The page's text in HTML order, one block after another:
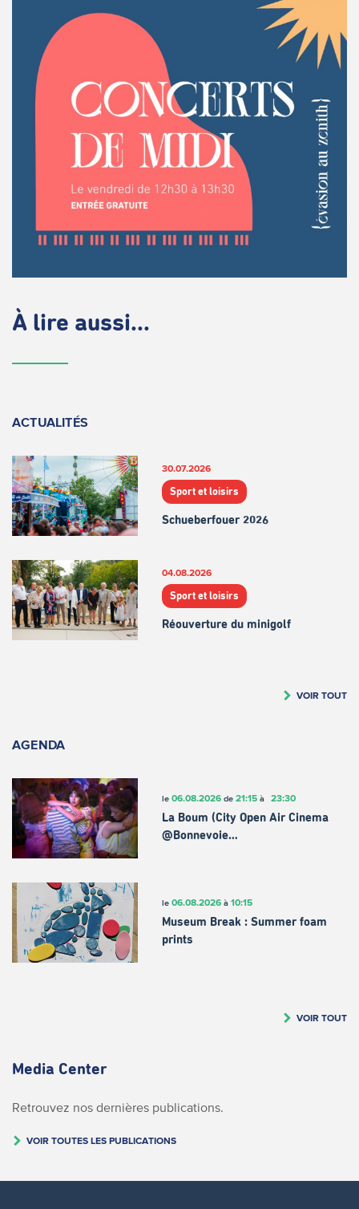
À lire aussi...
ACTUALITÉS
30.07.2026
Sport et loisirs
Schueberfouer 2026
04.08.2026
Sport et loisirs
Réouverture du minigolf
VOIR TOUT
AGENDA
le 06.08.2026de 21:15à 23:30
La Boum (City Open Air Cinema
@Bonnevoie…
le 06.08.2026à 10:15
Museum Break : Summer foam
prints
VOIR TOUT
Media Center
Retrouvez nos dernières publications.
VOIR TOUTES LES PUBLICATIONS